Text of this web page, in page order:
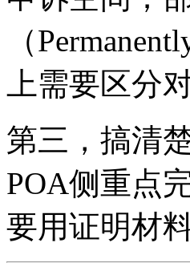
（
上需要区分
第三，搞清
POA侧重点
要用证明材